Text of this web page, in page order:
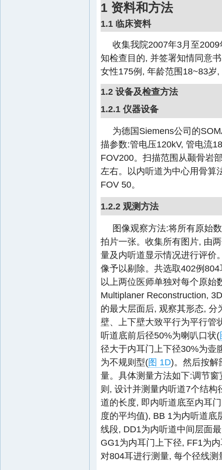
1 资料和方法
1.1 临床资料
收集我院2007年3月至
知检查目的, 并签署知情同意
女性175例, 年龄范围18~83岁
1.2 设备及检查方法
1.2.1 仪器设备
为德国Siemens公司的
描参数:管电压120kV, 管电流
FOV200。扫描范围从颞骨岩
左右。以内听道为中心用骨算
FOV 50。
1.2.2 观测方法
图像观察方法:将所有原始
拍片一张。收集所有图片, 由
量及内听道显示情况进行评价
像予以剔除。共选取402例
以上两位医师单独对每个原始
Multiplaner Reconstruction,
的最大层面后, 观察其形态,
壁、上下壁大致平行为平行管
听道底前后径50%为喇叭口状(
径大于内耳门上下径30%为壶
为不规则型(图 1D)。然后按解
量。具体测量方法如下:调节
则, 设计并测量内听道7个结
道的长度, 即内听道底至内耳
度的平均值), BB 1为内听道
线段, DD1为内听道中间层面
GG1为内耳门上下径, FF1为
对804耳进行测量, 每个径线